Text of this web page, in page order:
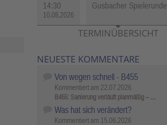
14:30
10.08.2026
Gusbacher Spielerunde
TERMINÜBERSICHT
NEUESTE KOMMENTARE
Von wegen schnell - B455
Kommentiert am 22.07.2026
B455: Sanierung verläuft planmäßig – …
Was hat sich verändert?
Kommentiert am 15.06.2026